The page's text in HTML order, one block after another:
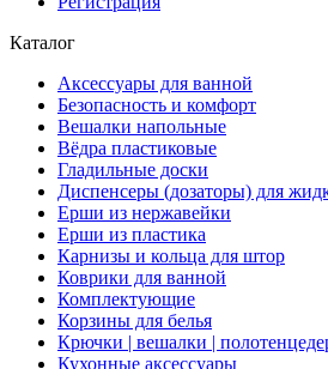
Каталог
Аксессуары для ванной
Безопасность и комфорт
Вешалки напольные
Вёдра пластиковые
Гладильные доски
Диспенсеры (дозаторы) для
Ерши из нержавейки
Ерши из пластика
Карнизы и кольца для штор
Коврики для ванной
Комплектующие
Корзины для белья
Крючки | вешалки |
Кухонные аксессуары